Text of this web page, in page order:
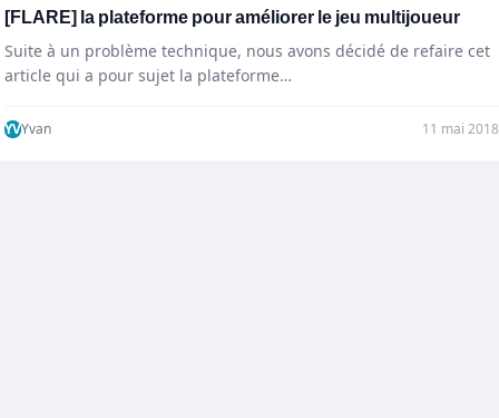
[FLARE] la plateforme pour améliorer le jeu multijoueur
Suite à un problème technique, nous avons décidé de refaire cet
article qui a pour sujet la plateforme…
YVYvan 11 mai 2018